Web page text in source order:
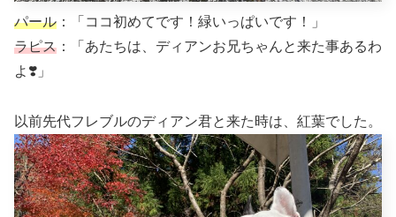
パール ：「ココ初めてです！緑いっぱいです！」
ラピス ：「あたちは、ディアンお兄ちゃんと来た事あるわ
よ❣️」
以前先代フレブルのディアン君と来た時は、紅葉でした。